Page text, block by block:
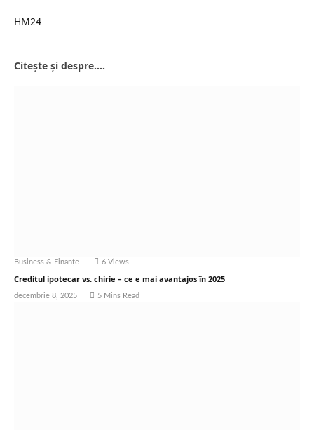
HM24
Citește și despre....
Business & Finanțe 6 Views
Creditul ipotecar vs. chirie – ce e mai avantajos în 2025
decembrie 8, 2025 5 Mins Read